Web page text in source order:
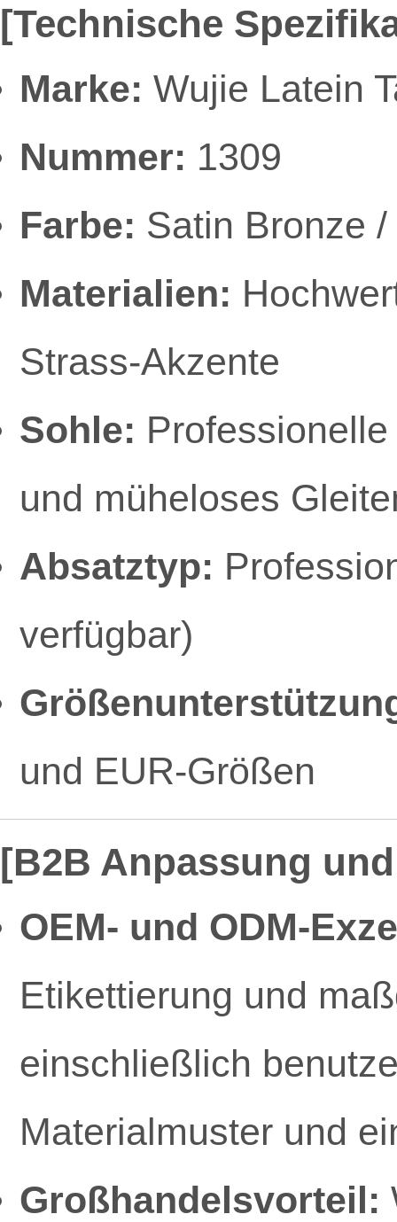
[Technische
Marke: Wujie Latein
Nummer: 1309
Farbe: Satin Bronze
Materialien:
Strass-Akzente
Sohle:
und müheloses
Absatztyp:
verfügbar)
und EUR-Größen
[B2B Anpassung
OEM- und ODM-
Etikettierung und
einschließlich
Materialmuster und
Großhandelsvorteil: